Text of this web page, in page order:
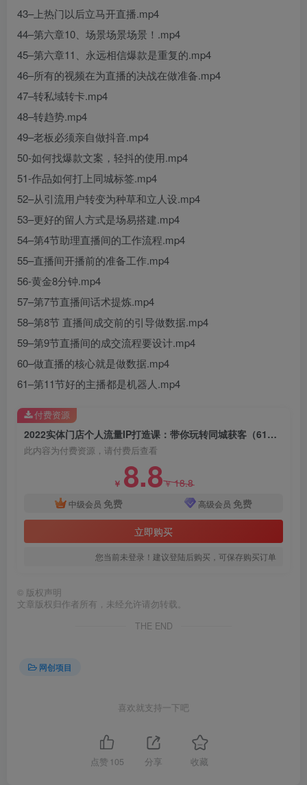
43–上热门以后立马开直播.mp4
44–第六章10、场景场景场景！.mp4
45–第六章11、永远相信爆款是重复的.mp4
46–所有的视频在为直播的决战在做准备.mp4
47–转私域转卡.mp4
48–转趋势.mp4
49–老板必须亲自做抖音.mp4
50-如何找爆款文案，轻抖的使用.mp4
51-作品如何打上同城标签.mp4
52–从引流用户转变为种草和立人设.mp4
53–更好的留人方式是场易搭建.mp4
54–第4节助理直播间的工作流程.mp4
55–直播间开播前的准备工作.mp4
56-黄金8分钟.mp4
57–第7节直播间话术提炼.mp4
58–第8节 直播间成交前的引导做数据.mp4
59–第9节直播间的成交流程要设计.mp4
60–做直播的核心就是做数据.mp4
61–第11节好的主播都是机器人.mp4
2022实体门店个人流量IP打造课：带你玩转同城获客（61节课）
此内容为付费资源，请付费后查看
￥ 8.8￥18.8
中级会员 免费 高级会员 免费
立即购买
您当前未登录！建议登陆后购买，可保存购买订单
付费资源
© 版权声明
文章版权归作者所有，未经允许请勿转载。
THE END
网创项目
喜欢就支持一下吧
点赞 105 分享 收藏